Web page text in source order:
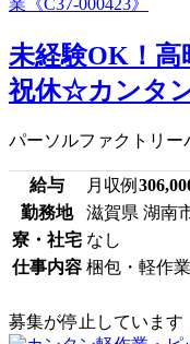
未経験OK！高
祝休☆カンタ
パーソルファクトリ
給与 月収例
勤務地
滋賀県 湖南
寮・社宅 なし
仕事内容 梱包・軽作
募集が停止しています